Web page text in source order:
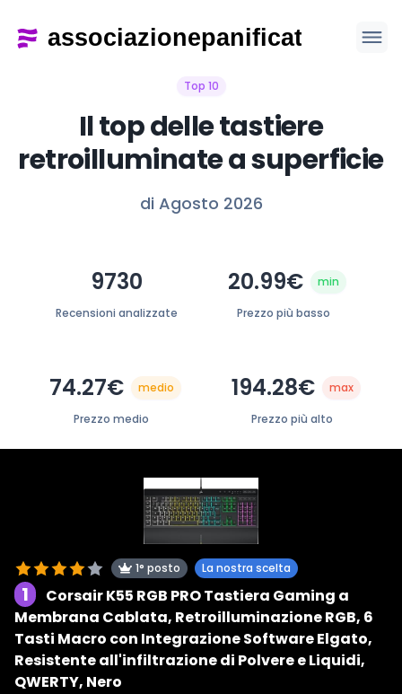
Top 10
Il top delle tastiere
retroilluminate a superficie
di Agosto 2026
9730
Recensioni analizzate
20.99€ min
Prezzo più basso
74.27€ medio
Prezzo medio
194.28€ max
Prezzo più alto
1° posto La nostra scelta
1
Corsair K55 RGB PRO Tastiera Gaming a
Membrana Cablata, Retroilluminazione RGB, 6
Tasti Macro con Integrazione Software Elgato,
Resistente all'infiltrazione di Polvere e Liquidi,
QWERTY, Nero